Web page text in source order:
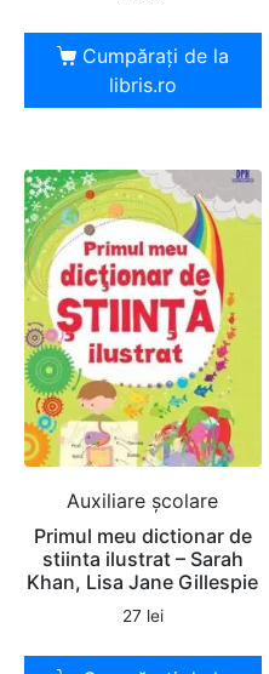
Cumpărați de la
libris.ro
Auxiliare şcolare
Primul meu dictionar de
stiinta ilustrat – Sarah
Khan, Lisa Jane Gillespie
27 lei